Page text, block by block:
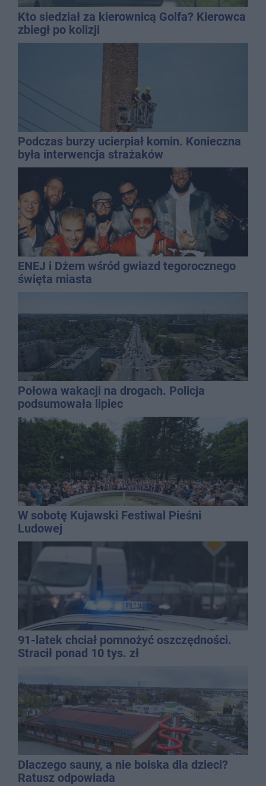
Kto siedział za kierownicą Golfa? Kierowca
zbiegł po kolizji
Podczas burzy ucierpiał komin. Konieczna
była interwencja strażaków
ENEJ i Dżem wśród gwiazd tegorocznego
święta miasta
Połowa wakacji na drogach. Policja
podsumowała lipiec
W sobotę Kujawski Festiwal Pieśni
Ludowej
91-latek chciał pomnożyć oszczędności.
Stracił ponad 10 tys. zł
Dlaczego sauny, a nie boiska dla dzieci?
Ratusz odpowiada